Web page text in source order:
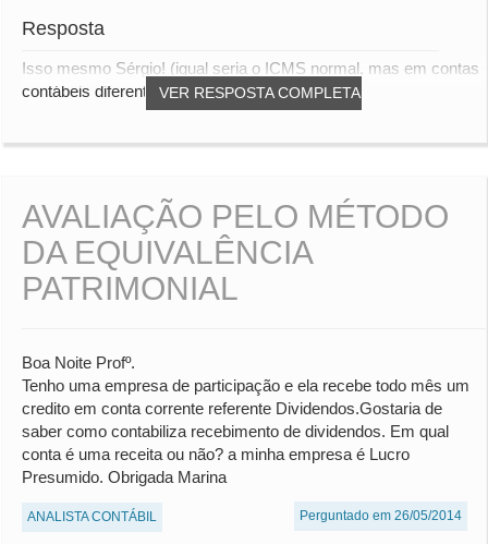
Resposta
VER RESPOSTA COMPLETA
Isso mesmo Sérgio! (igual seria o ICMS normal, mas em contas
contábeis diferentes...)
AVALIAÇÃO PELO MÉTODO
DA EQUIVALÊNCIA
PATRIMONIAL
Boa Noite Profº.
Tenho uma empresa de participação e ela recebe todo mês um
credito em conta corrente referente Dividendos.Gostaria de
saber como contabiliza recebimento de dividendos. Em qual
conta é uma receita ou não? a minha empresa é Lucro
Presumido. Obrigada Marina
ANALISTA CONTÁBIL Perguntado em 26/05/2014